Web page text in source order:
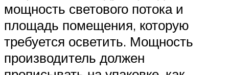
мощность светового потока и
площадь помещения, которую
требуется осветить. Мощность
производитель должен